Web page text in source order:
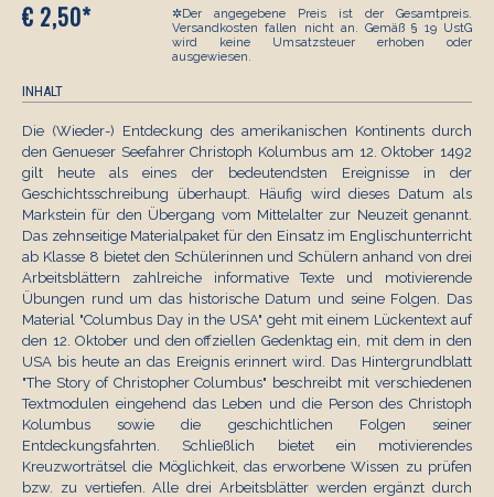
€ 2,50*
✲Der angegebene Preis ist der Gesamtpreis.
Versandkosten fallen nicht an. Gemäß § 19 UstG
wird keine Umsatzsteuer erhoben oder
ausgewiesen.
INHALT
Die (Wieder-) Entdeckung des amerikanischen Kontinents durch
den Genueser Seefahrer Christoph Kolumbus am 12. Oktober 1492
gilt heute als eines der bedeutendsten Ereignisse in der
Geschichtsschreibung überhaupt. Häufig wird dieses Datum als
Markstein für den Übergang vom Mittelalter zur Neuzeit genannt.
Das zehnseitige Materialpaket für den Einsatz im Englischunterricht
ab Klasse 8 bietet den Schülerinnen und Schülern anhand von drei
Arbeitsblättern zahlreiche informative Texte und motivierende
Übungen rund um das historische Datum und seine Folgen. Das
Material "Columbus Day in the USA" geht mit einem Lückentext auf
den 12. Oktober und den offziellen Gedenktag ein, mit dem in den
USA bis heute an das Ereignis erinnert wird. Das Hintergrundblatt
"The Story of Christopher Columbus" beschreibt mit verschiedenen
Textmodulen eingehend das Leben und die Person des Christoph
Kolumbus sowie die geschichtlichen Folgen seiner
Entdeckungsfahrten. Schließlich bietet ein motivierendes
Kreuzworträtsel die Möglichkeit, das erworbene Wissen zu prüfen
bzw. zu vertiefen. Alle drei Arbeitsblätter werden ergänzt durch